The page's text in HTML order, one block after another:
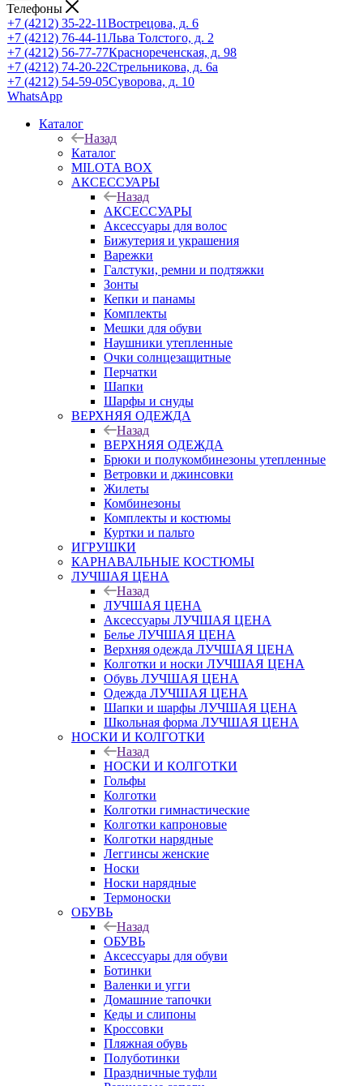
Телефоны
+7 (4212) 35-22-11Вострецова, д. 6
+7 (4212) 76-44-11Льва Толстого, д. 2
+7 (4212) 56-77-77Краснореченская, д. 98
+7 (4212) 74-20-22Стрельникова, д. 6а
+7 (4212) 54-59-05Суворова, д. 10
WhatsApp
Каталог
Назад
Каталог
MILOTA BOX
АКСЕССУАРЫ
Назад
АКСЕССУАРЫ
Аксессуары для волос
Бижутерия и украшения
Варежки
Галстуки, ремни и подтяжки
Зонты
Кепки и панамы
Комплекты
Мешки для обуви
Наушники утепленные
Очки солнцезащитные
Перчатки
Шапки
Шарфы и снуды
ВЕРХНЯЯ ОДЕЖДА
Назад
ВЕРХНЯЯ ОДЕЖДА
Брюки и полукомбинезоны утепленные
Ветровки и джинсовки
Жилеты
Комбинезоны
Комплекты и костюмы
Куртки и пальто
ИГРУШКИ
КАРНАВАЛЬНЫЕ КОСТЮМЫ
ЛУЧШАЯ ЦЕНА
Назад
ЛУЧШАЯ ЦЕНА
Аксессуары ЛУЧШАЯ ЦЕНА
Белье ЛУЧШАЯ ЦЕНА
Верхняя одежда ЛУЧШАЯ ЦЕНА
Колготки и носки ЛУЧШАЯ ЦЕНА
Обувь ЛУЧШАЯ ЦЕНА
Одежда ЛУЧШАЯ ЦЕНА
Шапки и шарфы ЛУЧШАЯ ЦЕНА
Школьная форма ЛУЧШАЯ ЦЕНА
НОСКИ И КОЛГОТКИ
Назад
НОСКИ И КОЛГОТКИ
Гольфы
Колготки
Колготки гимнастические
Колготки капроновые
Колготки нарядные
Леггинсы женские
Носки
Носки нарядные
Термоноски
ОБУВЬ
Назад
ОБУВЬ
Аксессуары для обуви
Ботинки
Валенки и угги
Домашние тапочки
Кеды и слипоны
Кроссовки
Пляжная обувь
Полуботинки
Праздничные туфли